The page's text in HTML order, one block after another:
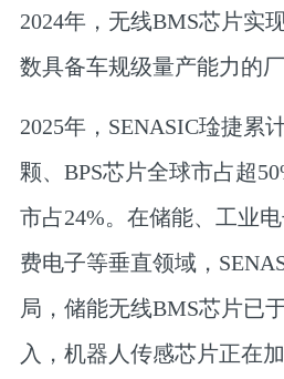
2024年， 无线BMS芯片实
数具备车规级量产能力的厂
2025年， SENASIC琻捷累
颗、BPS芯片全球市占超
市占24%。在储能、工业
费电子等垂直领域，
局，储能无线BMS芯片已
入，机器人传感芯片正在加